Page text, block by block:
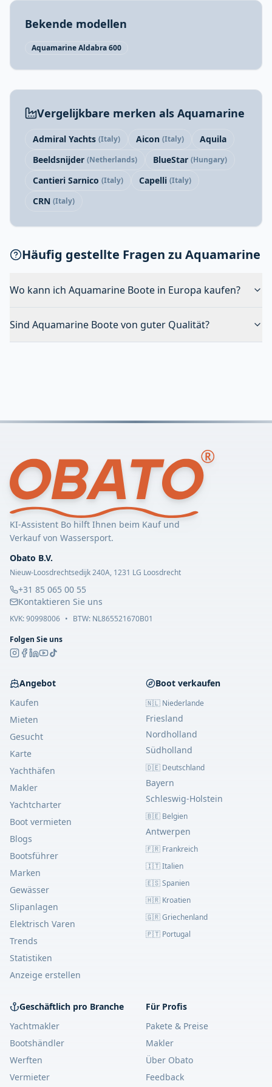
Bekende modellen
Aquamarine Aldabra 600
Vergelijkbare merken als Aquamarine
Admiral Yachts (Italy) Aicon (Italy)
Aquila
Beeldsnijder (Netherlands) BlueStar (Hungary)
Cantieri Sarnico (Italy) Capelli (Italy)
CRN (Italy)
Häufig gestellte Fragen zu Aquamarine
Wo kann ich Aquamarine Boote in Europa kaufen?
Sind Aquamarine Boote von guter Qualität?
KI-Assistent Bo hilft Ihnen beim Kauf und
Verkauf von Wassersport.
Obato B.V.
Nieuw-Loosdrechtsedijk 240A, 1231 LG Loosdrecht
+31 85 065 00 55
Kontaktieren Sie uns
KVK:90998006 • BTW: NL865521670B01
Folgen Sie uns
Angebot
Kaufen
Mieten
Gesucht
Karte
Yachthäfen
Makler
Yachtcharter
Boot vermieten
Blogs
Bootsführer
Marken
Gewässer
Slipanlagen
Elektrisch Varen
Trends
Statistiken
Anzeige erstellen
Boot verkaufen
🇳🇱 Niederlande
Friesland
Nordholland
Südholland
🇩🇪 Deutschland
Bayern
Schleswig-Holstein
🇧🇪 Belgien
Antwerpen
🇫🇷 Frankreich
🇮🇹 Italien
🇪🇸 Spanien
🇭🇷 Kroatien
🇬🇷 Griechenland
🇵🇹 Portugal
Geschäftlich pro Branche
Yachtmakler
Bootshändler
Werften
Vermieter
Für Profis
Pakete & Preise
Makler
Über Obato
Feedback